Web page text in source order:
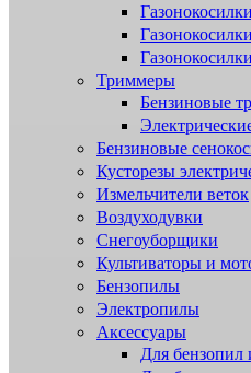
Триммеры
Бензиновые
Бензиновые
Кусторезы
Измельчители веток
Воздуходувки
Снегоуборщики
Культиваторы и
Бензопилы
Электропилы
Аксессуары
Для бензопил